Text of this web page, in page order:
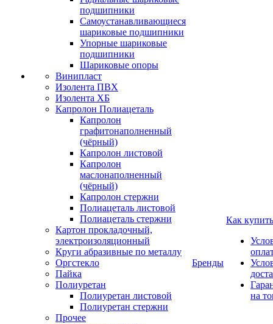
подшипники
Самоустанавливающиеся
шариковые подшипники
Упорные шариковые
подшипники
Шариковые опоры
Винипласт
Изолента ПВХ
Изолента ХБ
Капролон Полиацеталь
Капролон
графитонаполненный
(чёрный)
Капролон листовой
Капролон
маслонаполненный
(чёрный)
Капролон стержни
Полиацеталь листовой
Полиацеталь стержни
Картон прокладочный,
электроизоляционный
Круги абразивные по металлу
Оргстекло
Пайка
Полиуретан
Полиуретан листовой
Полиуретан стержни
Прочее
Бренды
Как купить
на